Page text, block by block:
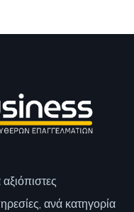
ανά κατηγορία